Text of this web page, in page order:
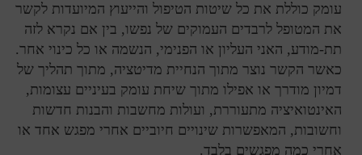
עומק כוללת את כל שיטות הטיפול והייעוץ המיועדות לקשר
את המטופל לרבדים העמוקים של נפשו, בין אם נקרא לזה
תת-מודע, האני העליון או הפנימי, הנשמה או כל כינוי אחר.
כאשר הקשר נוצר מתוך הנחיית מדיטציה, מתוך תהליך של
דמיון מודרך או אפילו מתוך שיחת עומק בעיניים עצומות,
האינטואיציה מתעוררת, ועולות מחשבות והבנות חדשות
וחשובות, המאפשרות שינויים חיוביים אחרי מפגש אחד או
אחרי כמה מפגשים בלבד.